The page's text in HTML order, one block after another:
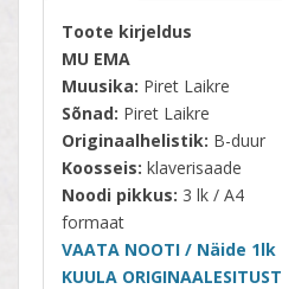
Toote kirjeldus
MU EMA
Muusika: Piret Laikre
Sõnad: Piret Laikre
Originaalhelistik: B-duur
Koosseis: klaverisaade
Noodi pikkus: 3 lk / A4
formaat
VAATA NOOTI / Näide 1lk
KUULA ORIGINAALESITUST